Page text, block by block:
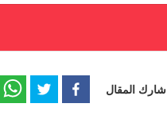
شارك المقال